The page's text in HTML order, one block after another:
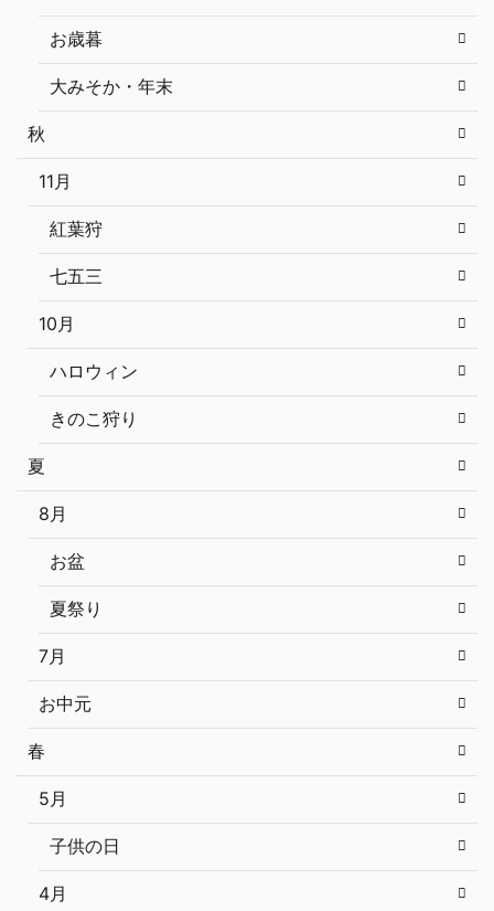
お歳暮
大みそか・年末
秋
11月
紅葉狩
七五三
10月
ハロウィン
きのこ狩り
夏
8月
お盆
夏祭り
7月
お中元
春
5月
子供の日
4月